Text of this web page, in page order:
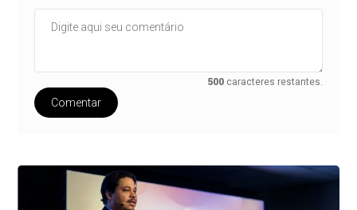
500 caracteres restantes.
Comentar